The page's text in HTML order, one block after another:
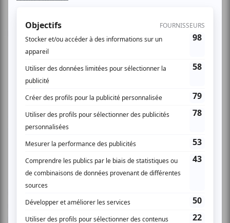
Medley, le mercredi 15 octobre prochain à compter de 19
heures.
D’autres artistes chevronnés apporteront aussi leur appui
aux personnes handicapées ce soir-là, notamment Nedjim
Bouizzoul, Corpuscule Danse, Kinimod et Samian. Cet
événement annuel est sous la présidence d’honneur de
Gaston L’Heureux.
Pour aider et sensibiliser
Le Show de l’APQ est devenu rapidement un
recueillir de l’argent pour offrir des services spécialisés à
plusieurs centaines de personnes blessées médullaires,